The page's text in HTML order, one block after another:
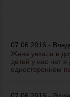
07.06.2016 -
Жена уехала в
детей у нас нет я
одностороннем